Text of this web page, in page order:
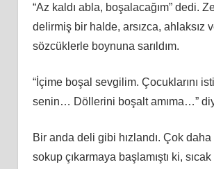
“Az kaldı abla, boşalacağım” dedi.
delirmiş bir halde, arsızca, ahlaksız
sözcüklerle boynuna sarıldım.
“İçime boşal sevgilim. Çocuklarını
senin… Döllerini boşalt amıma…”
Bir anda deli gibi hızlandı. Çok daha
sokup çıkarmaya başlamıştı ki, sıcak